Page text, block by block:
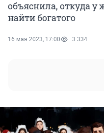
объяснила, откуда
найти богатого
16 мая 2023, 17:00 3 334